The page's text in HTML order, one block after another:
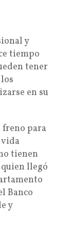
y
tiempo
tener
en su
freno para
tienen
llegó
Banco
y